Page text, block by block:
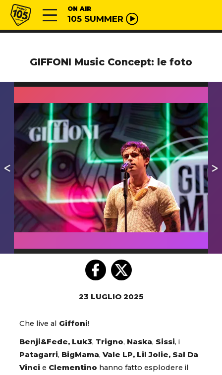
Vai al contenuto
Radio 105 ON AIR
105 SUMMER
GIFFONI Music Concept: le foto
23 LUGLIO 2025
Che live al Giffoni!
Benji&Fede, Luk3, Trigno, Naska, Sissi, i
Patagarri, BigMama, Vale LP, Lil Jolie, Sal Da
Vinci e Clementino hanno fatto esplodere il